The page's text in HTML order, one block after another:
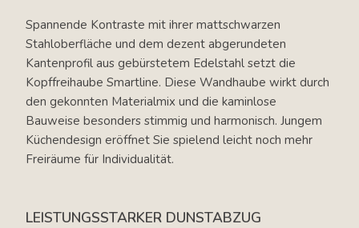
Spannende Kontraste mit ihrer mattschwarzen
Stahloberfläche und dem dezent abgerundeten
Kantenprofil aus gebürstetem Edelstahl setzt die
Kopffreihaube Smartline. Diese Wandhaube wirkt durch
den gekonnten Materialmix und die kaminlose
Bauweise besonders stimmig und harmonisch. Jungem
Küchendesign eröffnet Sie spielend leicht noch mehr
Freiräume für Individualität.
LEISTUNGSSTARKER DUNSTABZUG